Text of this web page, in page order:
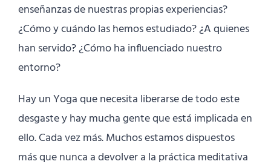
enseñanzas de nuestras propias experiencias?
¿Cómo y cuándo las hemos estudiado? ¿A quienes
han servido? ¿Cómo ha influenciado nuestro
entorno?
Hay un Yoga que necesita liberarse de todo este
desgaste y hay mucha gente que está implicada en
ello. Cada vez más. Muchos estamos dispuestos
más que nunca a devolver a la práctica meditativa